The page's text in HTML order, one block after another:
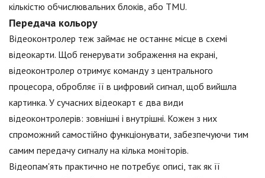
кількістю обчислювальних блоків, або TMU.
Передача кольору
Відеоконтролер теж займає не останнє місце в схемі
відеокарти. Щоб генерувати зображення на екрані,
відеоконтролер отримує команду з центрального
процесора, обробляє її в цифровий сигнал, щоб вийшла
картинка. У сучасних відеокарт є два види
відеоконтролерів: зовнішні і внутрішні. Кожен з них
спроможний самостійно функціонувати, забезпечуючи тим
самим передачу сигналу на кілька моніторів.
Відеопам'ять практично не потребує описі, так як її